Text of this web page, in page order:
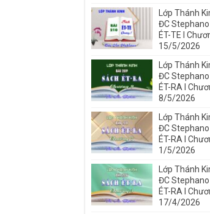
Lớp Thánh
ĐC
ÉT-TE I
15/5/2026
Lớp Thánh
ĐC
ÉT-RA I
8/5/2026
Lớp Thánh
ĐC
ÉT-RA I
1/5/2026
Lớp Thánh
ĐC
ÉT-RA I
17/4/2026